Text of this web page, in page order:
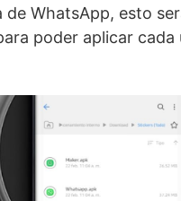
de WhatsApp, esto
poder aplicar cada